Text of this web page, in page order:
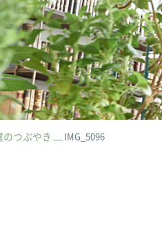
のつぶやき IMG_5096